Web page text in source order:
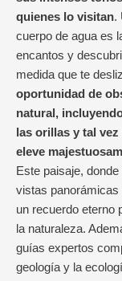
quienes lo visitan.
cuerpo de agua es
encantos y
medida que te
oportunidad de
natural,
las orillas y tal
eleve
Este paisaje,
vistas panorámicas
un recuerdo eterno
la naturaleza.
guías expertos
geología y la